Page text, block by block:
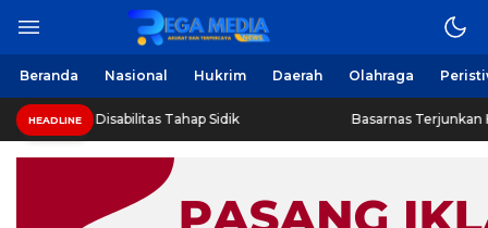
Beranda Nasional Hukrim Daerah Olahraga
HEADLINETahap Sidik Basarnas Terjunkan Helikopter